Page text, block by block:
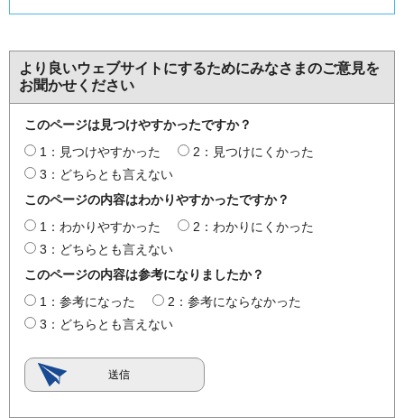
より良いウェブサイトにするためにみなさまのご意見を
お聞かせください
このページは見つけやすかったですか？
1：見つけやすかった
2：見つけにくかった
3：どちらとも言えない
このページの内容はわかりやすかったですか？
1：わかりやすかった
2：わかりにくかった
3：どちらとも言えない
このページの内容は参考になりましたか？
1：参考になった
2：参考にならなかった
3：どちらとも言えない